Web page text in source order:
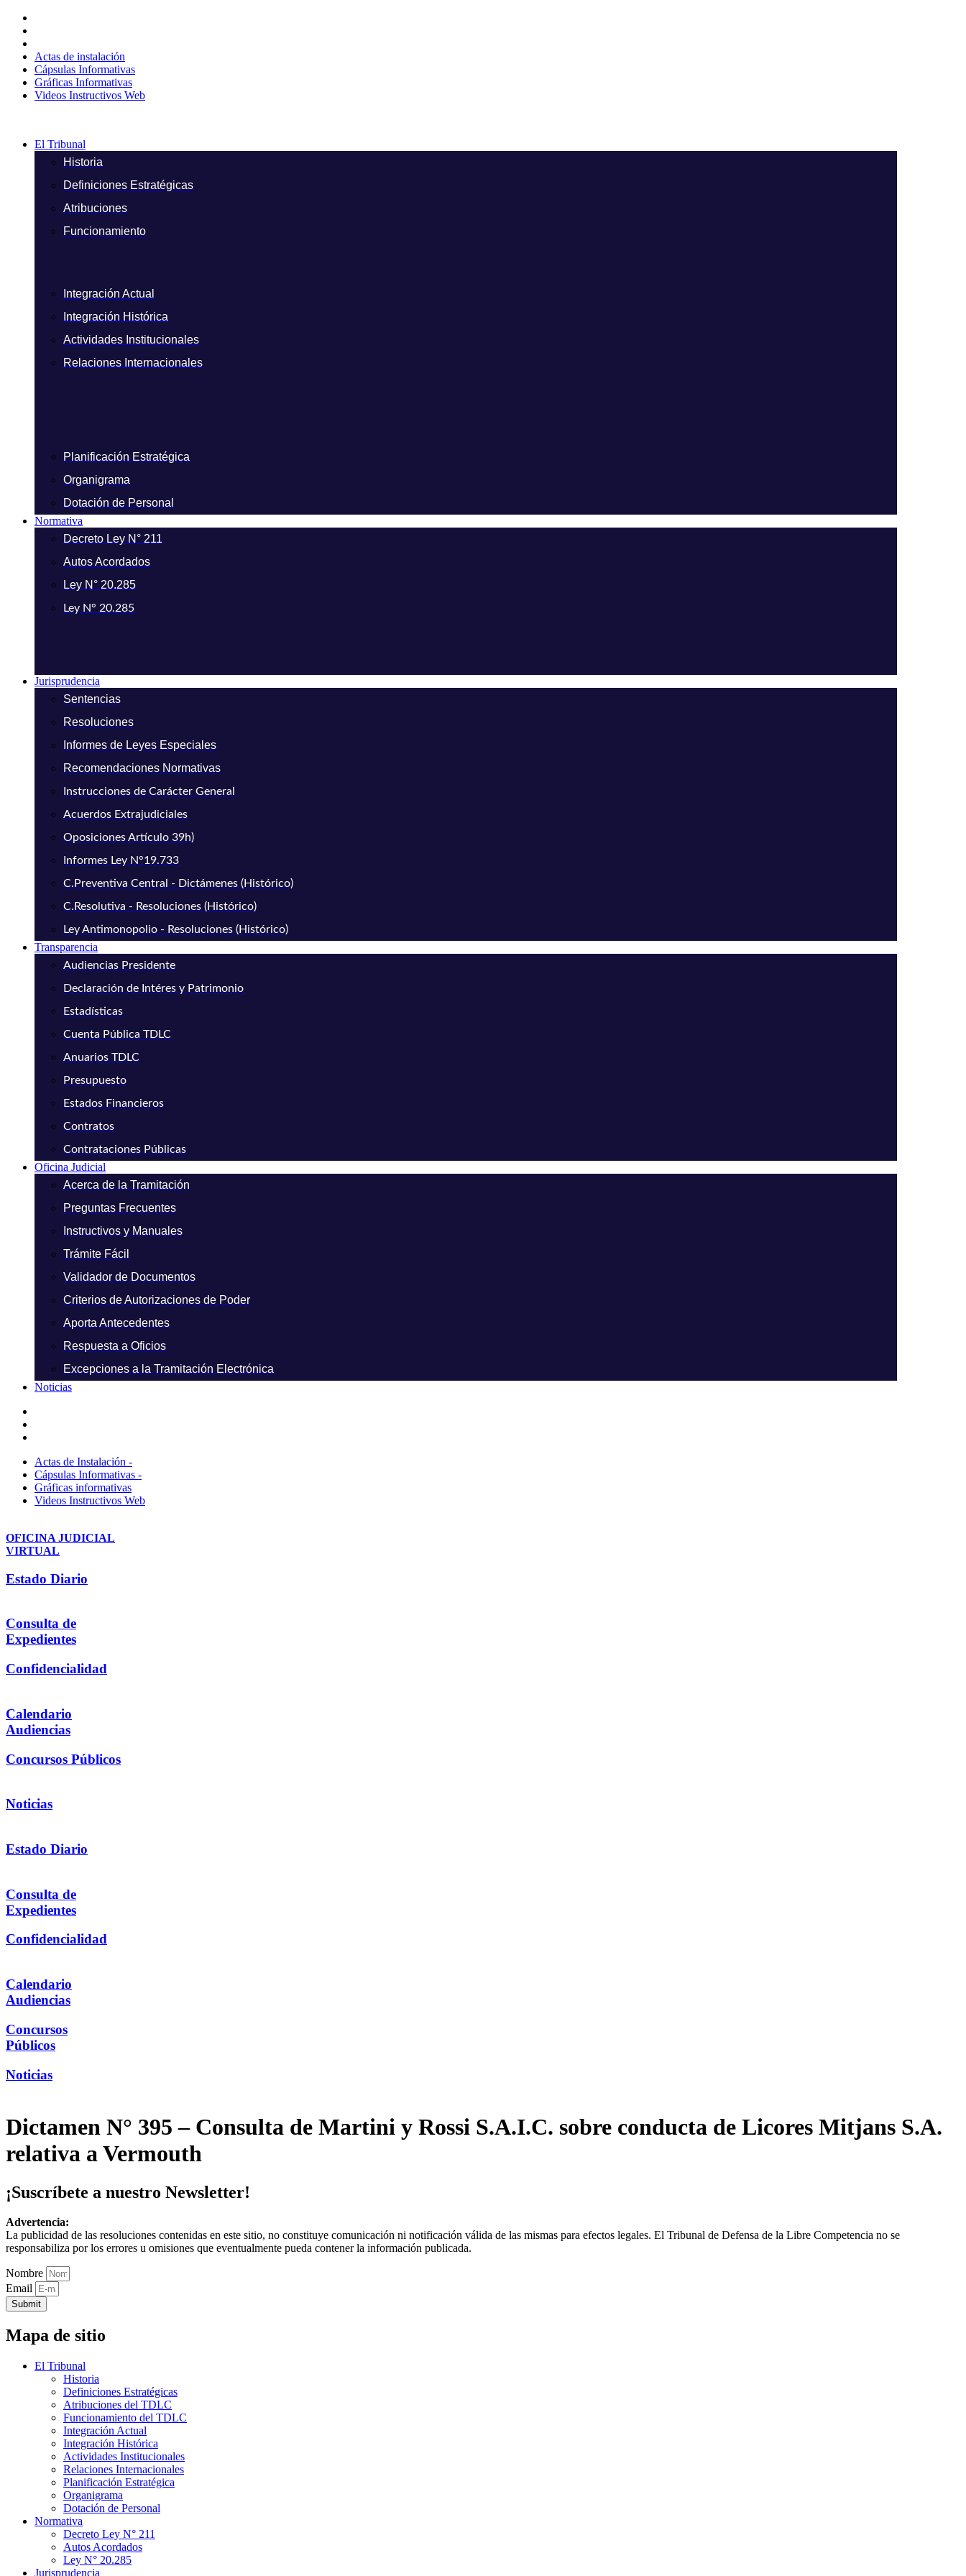
contenido
Actas de instalación
Cápsulas Informativas
Gráficas Informativas
Videos Instructivos Web
El Tribunal
Historia
Definiciones Estratégicas
Atribuciones
Funcionamiento
Integración Actual
Integración Histórica
Actividades Institucionales
Relaciones Internacionales
Planificación Estratégica
Organigrama
Dotación de Personal
Normativa
Decreto Ley N° 211
Autos Acordados
Ley N° 20.285
Ley N° 20.285
Jurisprudencia
Sentencias
Resoluciones
Informes de Leyes Especiales
Recomendaciones Normativas
Instrucciones de Carácter General
Acuerdos Extrajudiciales
Oposiciones Artículo 39h)
Informes Ley N°19.733
C.Preventiva Central - Dictámenes (Histórico)
C.Resolutiva - Resoluciones (Histórico)
Ley Antimonopolio - Resoluciones (Histórico)
Transparencia
Audiencias Presidente
Declaración de Intéres y Patrimonio
Estadísticas
Cuenta Pública TDLC
Anuarios TDLC
Presupuesto
Estados Financieros
Contratos
Contrataciones Públicas
Oficina Judicial
Acerca de la Tramitación
Preguntas Frecuentes
Instructivos y Manuales
Trámite Fácil
Validador de Documentos
Criterios de Autorizaciones de Poder
Aporta Antecedentes
Respuesta a Oficios
Excepciones a la Tramitación Electrónica
Noticias
Actas de Instalación -
Cápsulas Informativas -
Gráficas informativas
Videos Instructivos Web
OFICINA JUDICIAL
VIRTUAL
Estado Diario
Consulta de
Expedientes
Confidencialidad
Calendario
Audiencias
Concursos Públicos
Noticias
Estado Diario
Consulta de
Expedientes
Confidencialidad
Calendario
Audiencias
Concursos
Públicos
Noticias
Dictamen N° 395 – Consulta de Martini y Rossi S.A.I.C. sobre conducta de Licores Mitjans S.A.
relativa a Vermouth
¡Suscríbete a nuestro Newsletter!
Advertencia:
La publicidad de las resoluciones contenidas en este sitio, no constituye comunicación ni notificación válida de las mismas para efectos legales. El Tribunal de Defensa de la Libre Competencia no se
responsabiliza por los errores u omisiones que eventualmente pueda contener la información publicada.
Nombre
Email
Submit
Mapa de sitio
El Tribunal
Historia
Definiciones Estratégicas
Atribuciones del TDLC
Funcionamiento del TDLC
Integración Actual
Integración Histórica
Actividades Institucionales
Relaciones Internacionales
Planificación Estratégica
Organigrama
Dotación de Personal
Normativa
Decreto Ley N° 211
Autos Acordados
Ley N° 20.285
Jurisprudencia